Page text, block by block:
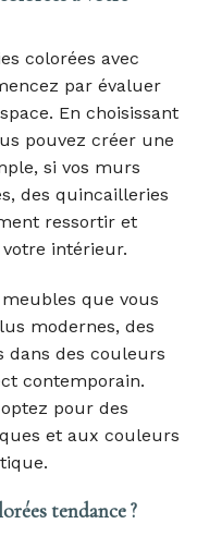
colorées avec
par évaluer
En choisissant
pouvez créer une
si vos murs
des quincailleries
ressortir et
intérieur.
que vous
modernes, des
dans des couleurs
contemporain.
pour des
et aux couleurs
tendance ?